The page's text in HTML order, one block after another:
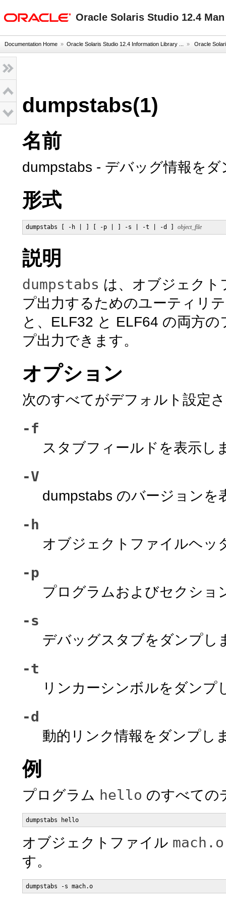
Oracle Solaris Studio 12.4
Documentation Home » Oracle Solaris Studio 12.4 Information Library ... » Oracle
dumpstabs(1)
名前
dumpstabs - デバッグ情報を
形式
dumpstabs [ -h | ] [ -p | ] -s | -t | -d ] object_file
説明
dumpstabs は、オブジェクト
プ出力するためのユーティリ
と、ELF32 と ELF64 の両方
プ出力できます。
オプション
次のすべてがデフォルト設定
-f
スタブフィールドを表示し
-V
dumpstabs のバージョンを
-h
オブジェクトファイルヘッ
-p
プログラムおよびセクショ
-s
デバッグスタブをダンプし
-t
リンカーシンボルをダンプ
-d
動的リンク情報をダンプし
例
プログラム hello のすべての
dumpstabs hello
オブジェクトファイル mach.o
す。
dumpstabs -s mach.o